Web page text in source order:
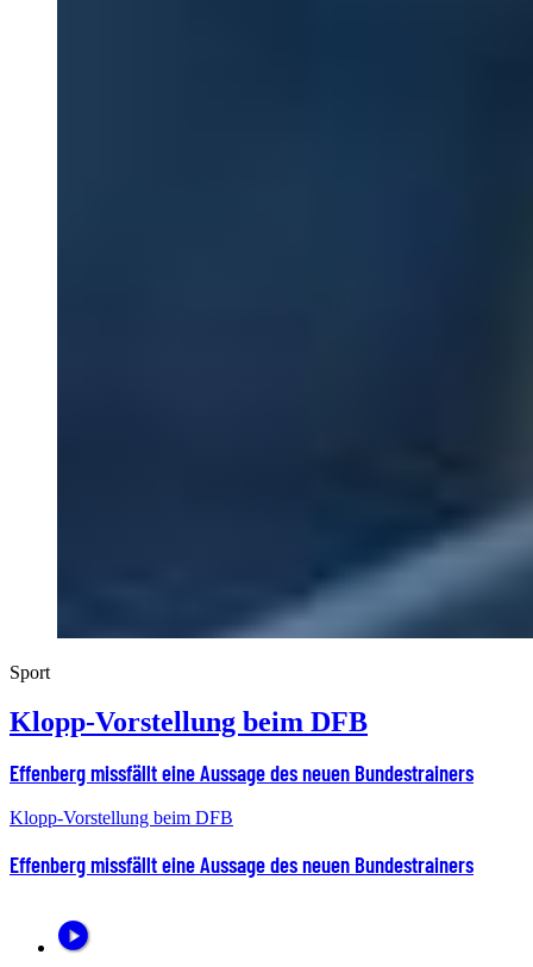
Sport
Klopp-Vorstellung beim DFB
Effenberg missfällt eine Aussage des neuen Bundestrainers
Klopp-Vorstellung beim DFB
Effenberg missfällt eine Aussage des neuen Bundestrainers